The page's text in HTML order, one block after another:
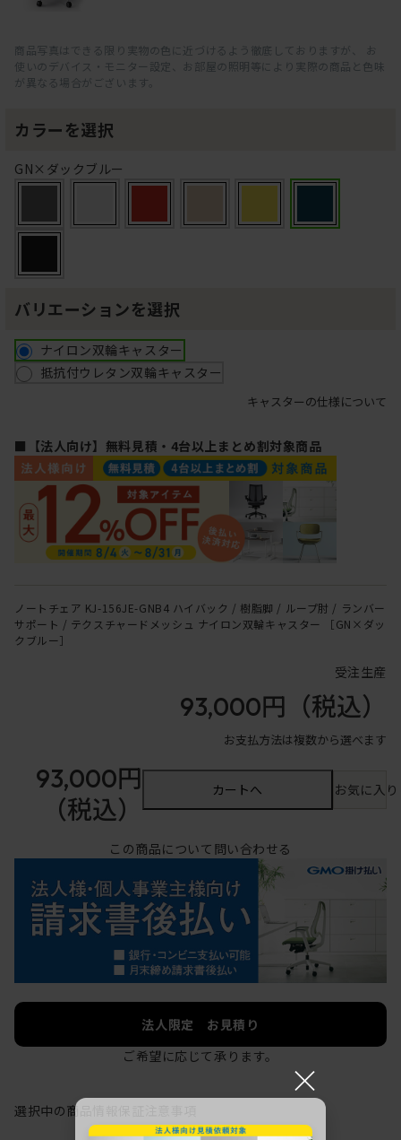
商品写真はできる限り実物の色に近づけるよう徹底しておりますが、 お
使いのデバイス・モニター設定、お部屋の照明等により実際の商品と色味
が異なる場合がございます。
カラーを選択
GN×ダックブルー
バリエーションを選択
ナイロン双輪キャスター
抵抗付ウレタン双輪キャスター
キャスターの仕様について
■【法人向け】無料見積・4台以上まとめ割対象商品
ノートチェア KJ-156JE-GNB4 ハイバック / 樹脂脚 / ループ肘 / ランバー
サポート / テクスチャードメッシュ ナイロン双輪キャスター ［GN×ダッ
クブルー］
受注生産
93,000円 （税込）
お支払方法は複数から選べます
93,000円
（税込）
カートへ お気に入
この商品について問い合わせる
法人限定 お見積り
ご希望に応じて承ります。
選択中の商品情報
×